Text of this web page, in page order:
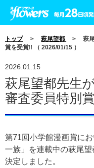
トップ> 萩尾望都
> 萩尾
賞を受賞!! （ 2026/01/15 ）
2026.01.15
萩尾望都先生
審査委員特別
第71回小学館漫画賞に
一族」を連載中の萩尾
決定しました。